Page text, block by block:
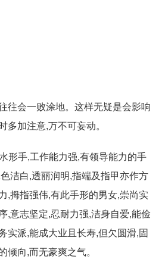
往会一败涂地。这样无疑是会影响
多加注意,万不可妄动。
形手,工作能力强,有领导能力的手
洁白,透丽润明,指端及指甲亦作方
,拇指强伟,有此手形的男女,崇尚实
,意志坚定,忍耐力强,洁身自爱,能俭
实派,能成大业且长寿,但欠圆滑,固
倾向,而无豪爽之气。